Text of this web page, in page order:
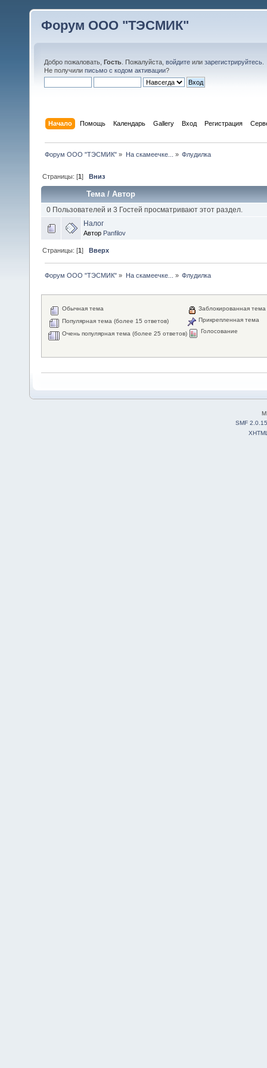
Форум ООО "ТЭСМИК"
Добро пожаловать, Гость . Пожалуйста, войдите или зарегистрируйтесь
Не получили письмо с кодом активации?
Начало Помощь Календарь Gallery Вход Регистрация
Форум ООО "ТЭСМИК" » На скамеечке... » Флудилка
Страницы: [1]Вниз
Тема/Автор
0 Пользователей и 3 Гостей просматривают этот раздел.
Налог
Автор Panfilov
Страницы: [1]Вверх
Форум ООО "ТЭСМИК" » На скамеечке... » Флудилка
Обычная тема
Популярная тема (более 15 ответов)
Очень популярная тема (более 25 ответов)
Заблокированная тема
Прикрепленная тема
Голосование
SMF 2.0.15